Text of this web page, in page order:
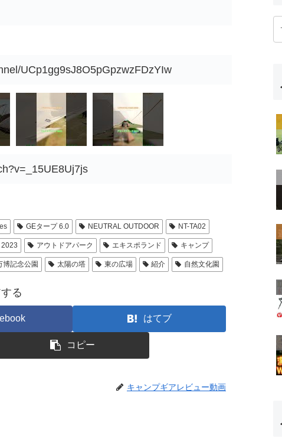
UCp1gg9sJ8O5pGpzwzFDzYIw
GEタープ 6.0 NEUTRAL OUTDOOR NT-TA02
2023 アウトドアパーク エキスポランド キャンプ
博記念公園 太陽の塔 東の広場 紹介 自然文化園
る
はてブ
コピー
キャンプギアレビュー動画